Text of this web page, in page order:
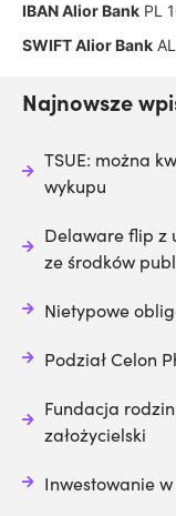
IBAN Alior Bank PL
SWIFT Alior Bank
Najnowsze
TSUE: można
wykupu
Delaware flip z
ze środków
Nietypowe
Podział Celon
Fundacja
założycielski
Inwestowanie